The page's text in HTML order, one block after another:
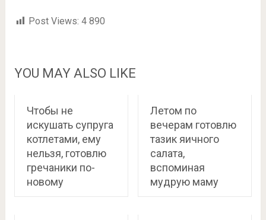
Post Views: 4 890
YOU MAY ALSO LIKE
Чтобы не
искушать супруга
котлетами, ему
нельзя, готовлю
гречаники по-
новому
Летом по
вечерам готовлю
тазик яичного
салата,
вспоминая
мудрую маму